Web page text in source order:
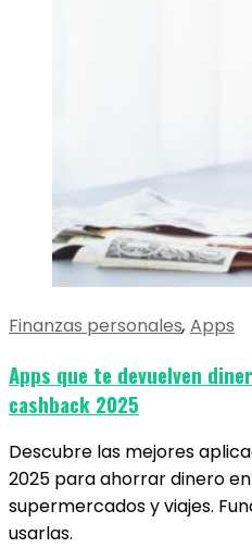
Finanzas personales, Apps
Apps que te devuelven
cashback 2025
Descubre las mejores
2025 para ahorrar dinero
supermercados y viajes.
usarlas.